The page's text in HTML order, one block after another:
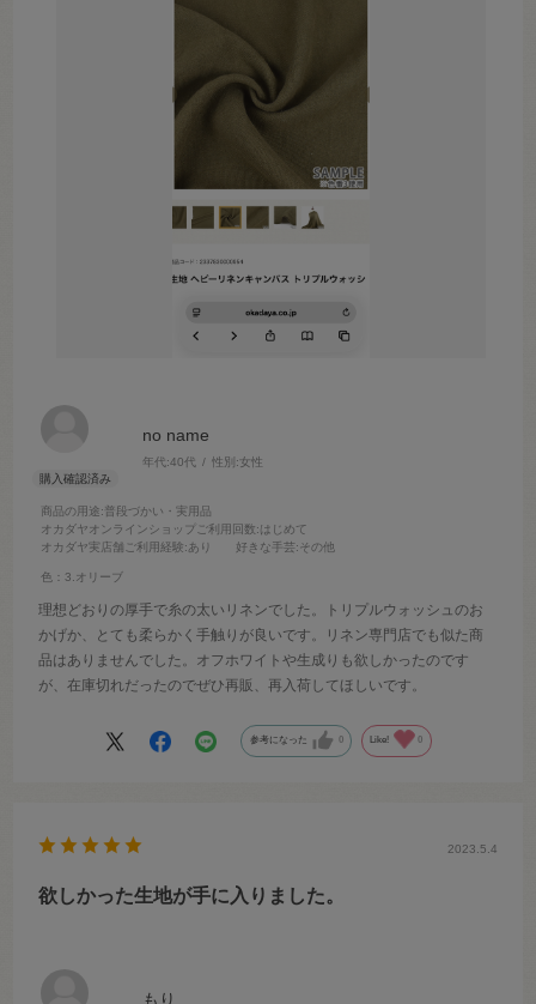
no name
年代:40代 性別:女性
商品の用途:普段づかい・実用品
オカダヤオンラインショップご利用回数:はじめて
オカダヤ実店舗ご利用経験:あり 好きな手芸:その他
色：3.オリーブ
理想どおりの厚手で糸の太いリネンでした。トリプルウォッシュのお
かげか、とても柔らかく手触りが良いです。リネン専門店でも似た商
品はありませんでした。オフホワイトや生成りも欲しかったのです
が、在庫切れだったのでぜひ再販、再入荷してほしいです。
参考になった 0 Like! 0
もり
2023.5.4
欲しかった生地が手に入りました。